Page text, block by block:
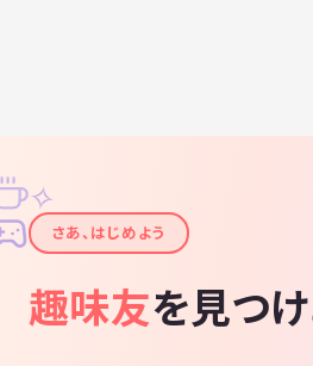
✦
✧
さあ、はじめよう
趣味友を見つ